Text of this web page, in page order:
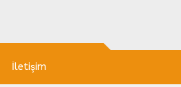
İletişim